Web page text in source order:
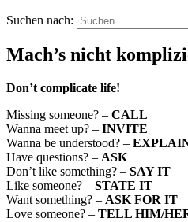
Suchen nach:
Mach’s nicht
Don’t complicate life!
Missing someone? – CALL
Wanna meet up? – INVITE
Wanna be understood? –
Have questions? – ASK
Don’t like something? – SAY IT
Like someone? – STATE IT
Want something? – ASK FOR IT
Love someone? – TELL HIM/